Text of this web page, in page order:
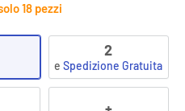
18 pezzi
2
eSpedizione Gratuita